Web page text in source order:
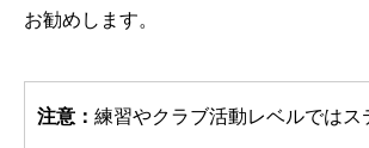
お勧めします。
注意： 練習やクラブ活動レベルではス